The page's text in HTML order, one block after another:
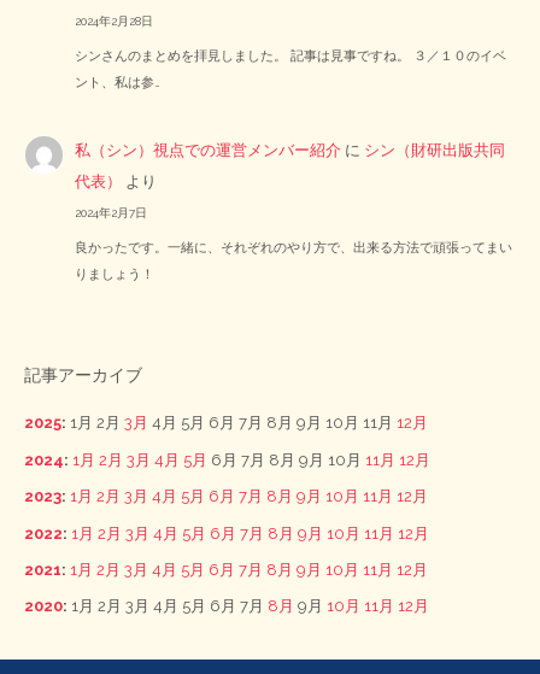
2024年2月28日
シンさんのまとめを拝見しました。 記事は見事ですね。 ３／１０のイベ
ント、私は参…
私（シン）視点での運営メンバー紹介 に シン（財研出版共同
代表）
より
2024年2月7日
良かったです。一緒に、それぞれのやり方で、出来る方法で頑張ってまい
りましょう！
記事アーカイブ
2025: 1月 2月 3月 4月 5月 6月 7月 8月 9月 10月 11月 12月
2024: 1月 2月 3月 4月 5月 6月 7月 8月 9月 10月 11月 12月
2023: 1月 2月 3月 4月 5月 6月 7月 8月 9月 10月 11月 12月
2022: 1月 2月 3月 4月 5月 6月 7月 8月 9月 10月 11月 12月
2021: 1月 2月 3月 4月 5月 6月 7月 8月 9月 10月 11月 12月
2020: 1月 2月 3月 4月 5月 6月 7月 8月 9月 10月 11月 12月